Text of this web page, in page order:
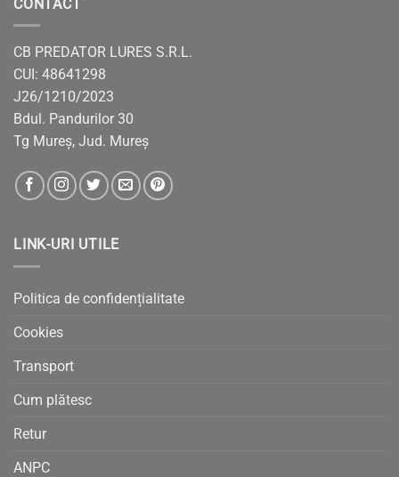
CONTACT
CB PREDATOR LURES S.R.L.
CUI: 48641298
J26/1210/2023
Bdul. Pandurilor 30
Tg Mureș, Jud. Mureș
LINK-URI UTILE
Politica de confidențialitate
Cookies
Transport
Cum plătesc
Retur
ANPC